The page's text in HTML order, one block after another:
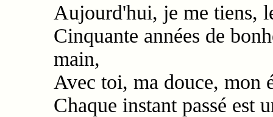
Aujourd'hui, je me tiens,
Cinquante années de
main,
Avec toi, ma douce,
Chaque instant passé est